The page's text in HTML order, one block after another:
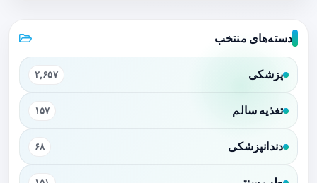
دسته‌های منتخب
پزشکی ۲,۶۵۷
تغذیه سالم ۱۵۷
دندانپزشکی ۶۸